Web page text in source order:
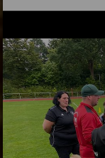
Skip to content